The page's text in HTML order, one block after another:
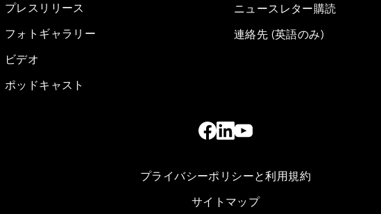
プレスリリース
フォトギャラリー
ビデオ
ポッドキャスト
ニュースレター購読
連絡先 (英語のみ)
プライバシーポリシーと利用規約
サイトマップ